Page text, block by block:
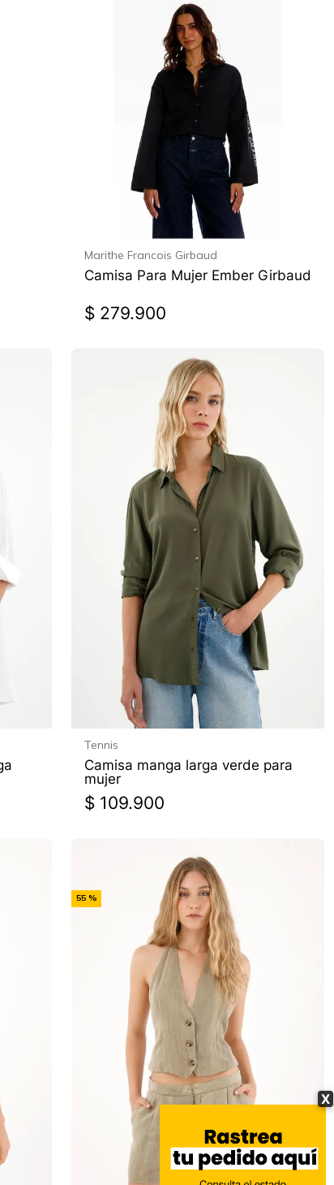
X
Marithe Francois Girbaud
Camisa Para Mujer Ember Girbaud
$ 279.900
Tennis
Camisa manga larga verde para
mujer
$ 109.900
55 %